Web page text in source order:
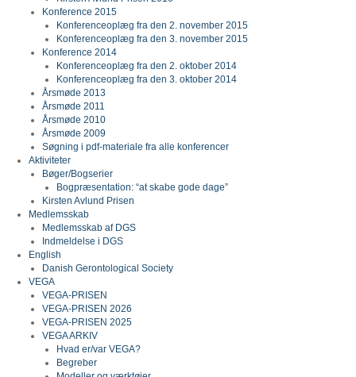
Konference 2015
Konferenceoplæg fra den 2. november 2015
Konferenceoplæg fra den 3. november 2015
Konference 2014
Konferenceoplæg fra den 2. oktober 2014
Konferenceoplæg fra den 3. oktober 2014
Årsmøde 2013
Årsmøde 2011
Årsmøde 2010
Årsmøde 2009
Søgning i pdf-materiale fra alle konferencer
Aktiviteter
Bøger/Bogserier
Bogpræsentation: “at skabe gode dage”
Kirsten Avlund Prisen
Medlemsskab
Medlemsskab af DGS
Indmeldelse i DGS
English
Danish Gerontological Society
VEGA
VEGA-PRISEN
VEGA-PRISEN 2026
VEGA-PRISEN 2025
VEGA ARKIV
Hvad er/var VEGA?
Begreber